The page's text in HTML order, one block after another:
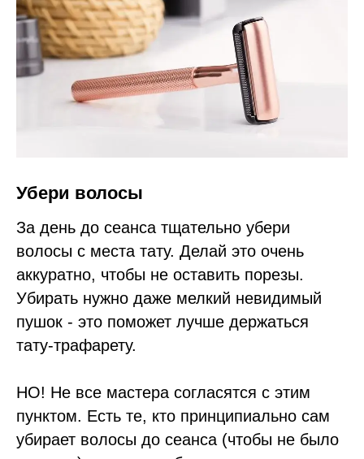
Убери волосы
За день до сеанса тщательно убери
волосы с места тату. Делай это очень
аккуратно, чтобы не оставить порезы.
Убирать нужно даже мелкий невидимый
пушок - это поможет лучше держаться
тату-трафарету.
НО! Не все мастера согласятся с этим
пунктом. Есть те, кто принципиально сам
убирает волосы до сеанса (чтобы не было